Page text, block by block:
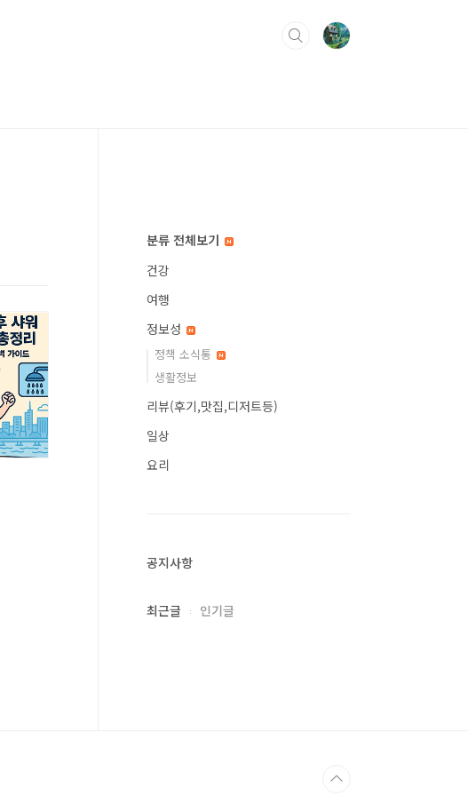
분류 전체보기
건강
여행
정보성
정책 소식통
생활정보
리뷰(후기,맛집,디저트등)
일상
요리
공지사항
최근글 인기글